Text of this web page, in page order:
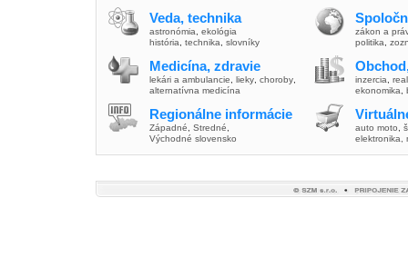
Veda, technika
astronómia
ekológia
história
technika slovníky
Medicína, zdravie
lekári a ambulancie lieky choroby
alternatívna medicína
Regionálne informácie
Západné Stredné
Východné slovensko
zákon a
politika
inzercia
ekonomika
auto moto
elektronika,